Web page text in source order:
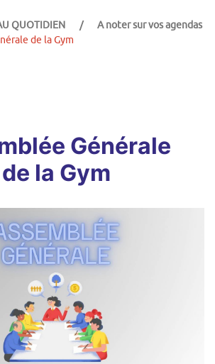
QUOTIDIEN
A noter sur vos agendas
de la Gym
Générale
de la Gym